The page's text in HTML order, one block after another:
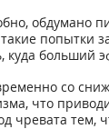
обдумано
попытки
больший
со
что
чревата